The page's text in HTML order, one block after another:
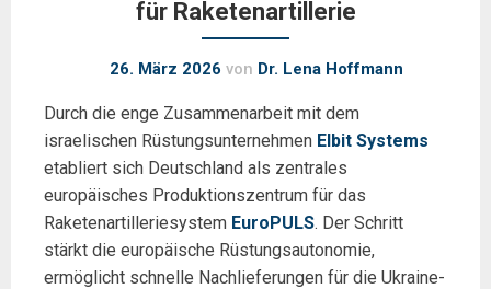
für Raketenartillerie
26. März 2026 von Dr. Lena Hoffmann
Durch die enge Zusammenarbeit mit dem
israelischen Rüstungsunternehmen Elbit Systems
etabliert sich Deutschland als zentrales
europäisches Produktionszentrum für das
Raketenartilleriesystem EuroPULS. Der Schritt
stärkt die europäische Rüstungsautonomie,
ermöglicht schnelle Nachlieferungen für die Ukraine-